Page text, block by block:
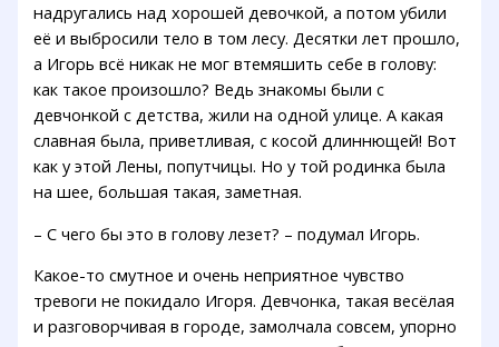
надругались над хорошей девочкой, а потом убили
её и выбросили тело в том лесу. Десятки лет прошло,
а Игорь всё никак не мог втемяшить себе в голову:
как такое произошло? Ведь знакомы были с
девчонкой с детства, жили на одной улице. А какая
славная была, приветливая, с косой длиннющей! Вот
как у этой Лены, попутчицы. Но у той родинка была
на шее, большая такая, заметная.
– С чего бы это в голову лезет? – подумал Игорь.
Какое-то смутное и очень неприятное чувство
тревоги не покидало Игоря. Девчонка, такая весёлая
и разговорчивая в городе, замолчала совсем, упорно